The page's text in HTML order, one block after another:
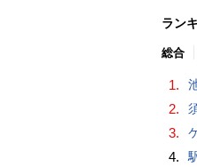
ラン
総合
1.
2.
3.
4.